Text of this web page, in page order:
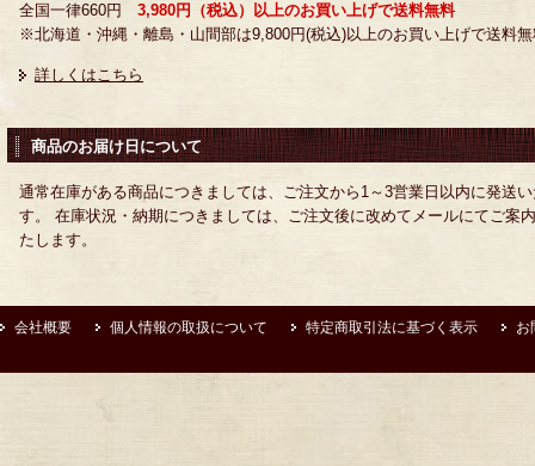
全国一律660円 3,980円（税込）以上のお買い上げで送料無料
※北海道・沖縄・離島・山間部は9,800円(税込)以上のお買い上げで送料
詳しくはこちら
商品のお届け日について
通常在庫がある商品につきましては、ご注文から1～3営業日以内に発送
す。 在庫状況・納期につきましては、ご注文後に改めてメールにてご案
たします。
会社概要 個人情報の取扱について 特定商取引法に基づく表示 お